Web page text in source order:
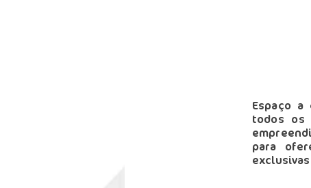
Espaço
todos os
para